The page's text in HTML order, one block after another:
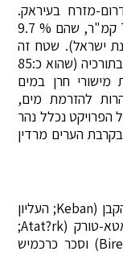
מזרח בעיראק.
השטח שנכלל בתחום הפרויקט הוא 75,358 קמ"ר, שהם % 9.7
ישראל). שטח זה
מהווה % 22 מכלל השטח הראוי לחקלאות בתורכיה (שהוא כ:85
מישורי חרן במים
אטא-טורק (בעזרת 2 מנהרות להזרמת מים,
בשלב השני של הפרויקט נכלל נהר
הערים מרדין
על נהר הפרת נבנו עד-כה 5 סכרים : סכר הקבן (Keban; העליון
ביותר), סכר קרהקייה (Karakaya), סכר אטא-טורק (Atat?rk;
שהוא הגדול בתורכיה), סכר בירצ'יק (Birecik) וסכר כרכמיש